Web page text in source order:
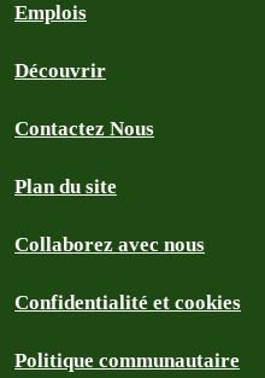
Emplois
Découvrir
Contactez Nous
Plan du site
Collaborez avec nous
Confidentialité et cookies
Politique communautaire